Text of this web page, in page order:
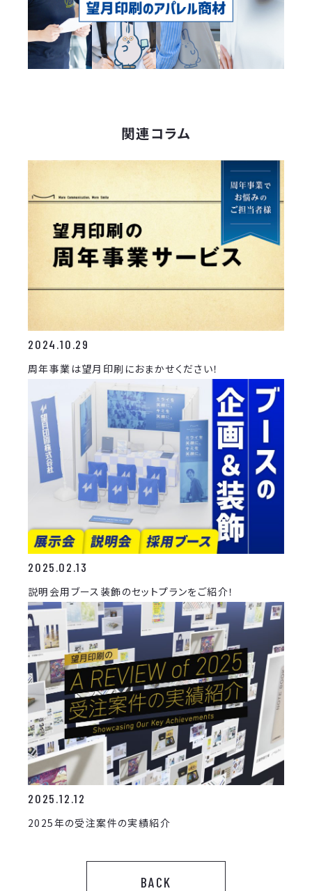
関連コラム
2024.10.29
周年事業は望月印刷におまかせください！
2025.02.13
説明会用ブース装飾のセットプランをご紹介！
2025.12.12
2025年の受注案件の実績紹介
BACK